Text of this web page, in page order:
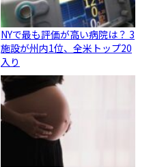
NYで最も評価が高い病院は？ 3
施設が州内1位、全米トップ20
入り